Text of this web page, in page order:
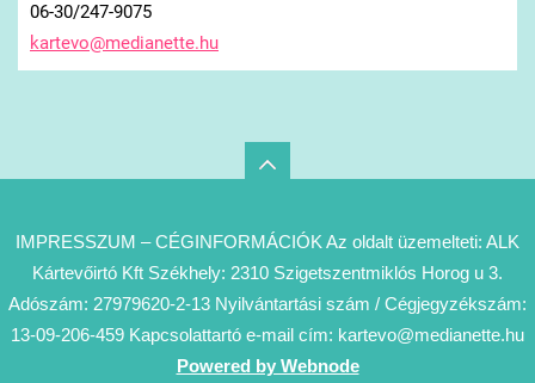
06-30/247-9075
kartevo@medianette.hu
IMPRESSZUM – CÉGINFORMÁCIÓK Az oldalt üzemelteti: ALK
Kártevőirtó Kft Székhely: 2310 Szigetszentmiklós Horog u 3.
Adószám: 27979620-2-13 Nyilvántartási szám / Cégjegyzékszám:
13-09-206-459 Kapcsolattartó e-mail cím: kartevo@medianette.hu
Powered by Webnode